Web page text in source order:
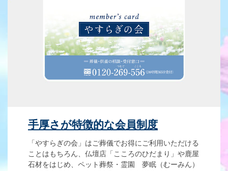
手厚さが特徴的な会員制度
「やすらぎの会」はご葬儀でお得にご利用いただける
ことはもちろん、仏壇店「こころのひだまり」や鹿屋
石材をはじめ、ペット葬祭・霊園 夢眠（むーみん）